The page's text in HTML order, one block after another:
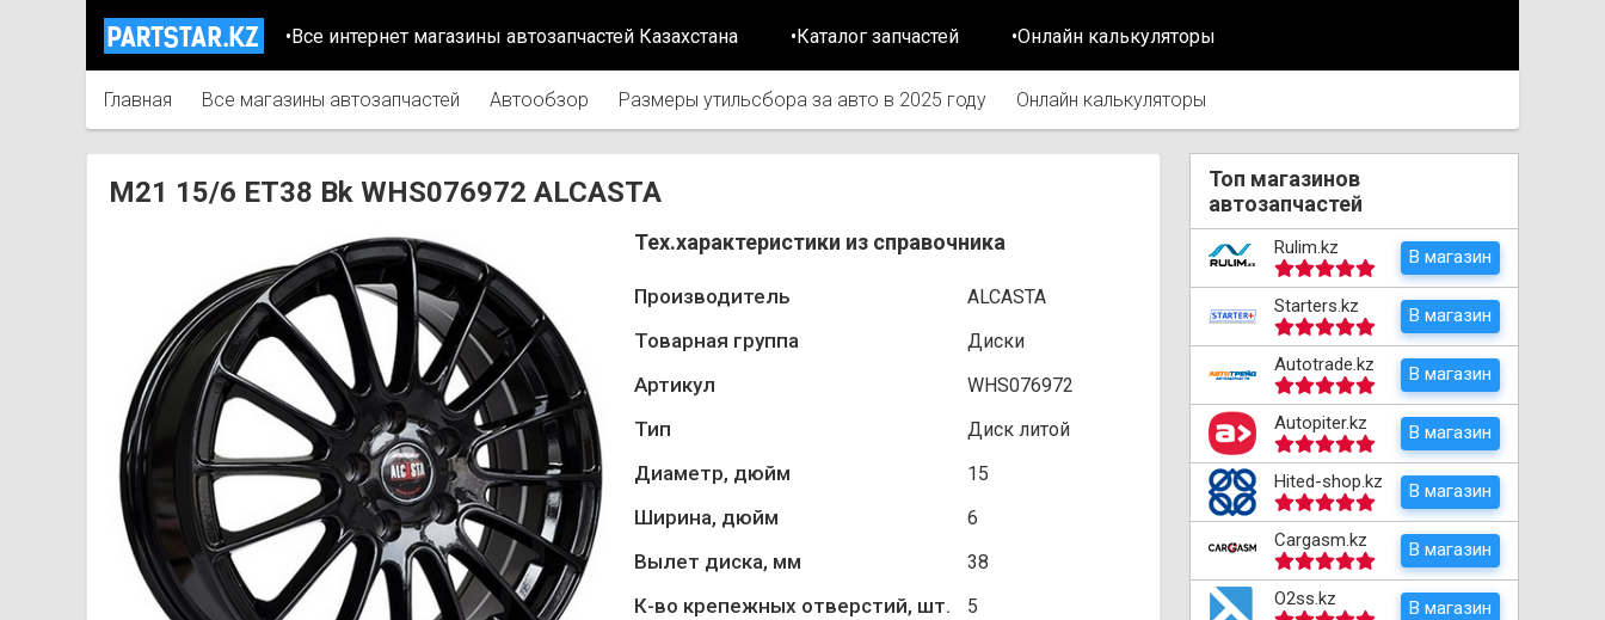
•Все интернет магазины автозапчастей Казахстана •Каталог запчастей •Онлайн калькуляторы
Главная Все магазины автозапчастей Автообзор Размеры утильсбора за авто в 2025 году Онлайн калькуляторы
M21 15/6 ET38 Bk WHS076972 ALCASTA
Тех.характеристики из справочника
Производитель ALCASTA
Товарная группа Диски
Артикул WHS076972
Тип Диск литой
Диаметр, дюйм 15
Ширина, дюйм 6
Вылет диска, мм 38
К-во крепежных отверстий, шт. 5
Топ магазинов
автозапчастей
Rulim.kz В магазин
Starters.kz В магазин
Autotrade.kz В магазин
Autopiter.kz В магазин
Hited-shop.kz В магазин
Cargasm.kz В магазин
O2ss.kz В магазин